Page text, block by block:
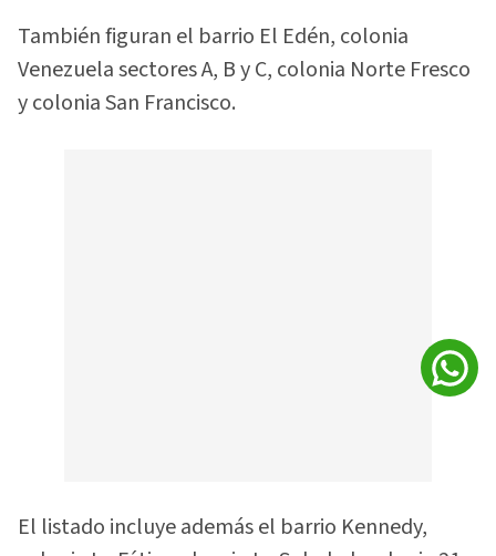
También figuran el barrio El Edén, colonia
Venezuela sectores A, B y C, colonia Norte Fresco
y colonia San Francisco.
El listado incluye además el barrio Kennedy,